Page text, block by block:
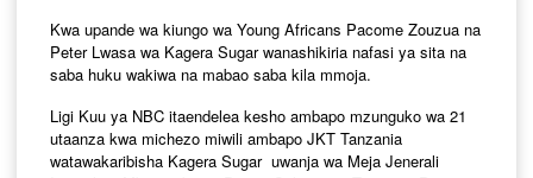
Kwa upande wa kiungo wa Young Africans Pacome Zouzua na
Peter Lwasa wa Kagera Sugar wanashikiria nafasi ya sita na
saba huku wakiwa na mabao saba kila mmoja.
Ligi Kuu ya NBC itaendelea kesho ambapo mzunguko wa 21
utaanza kwa michezo miwili ambapo JKT Tanzania
watawakaribisha Kagera Sugar uwanja wa Meja Jenerali